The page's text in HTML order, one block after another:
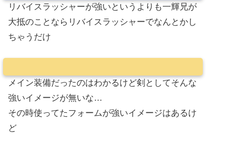
リバイスラッシャーが強いというよりも一輝兄が
大抵のことならリバイスラッシャーでなんとかし
ちゃうだけ
メイン装備だったのはわかるけど剣としてそんな
強いイメージが無いな…
その時使ってたフォームが強いイメージはあるけ
ど